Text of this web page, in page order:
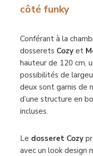
côté funky
Conférant à la
dosserets Cozy et
hauteur de 120 cm,
possibilités de
deux sont garnis de
d’une structure en
incluses.
Le dosseret Cozy
avec un look design